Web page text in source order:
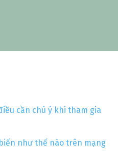
cần chú ý khi tham gia
như thế nào trên mạng